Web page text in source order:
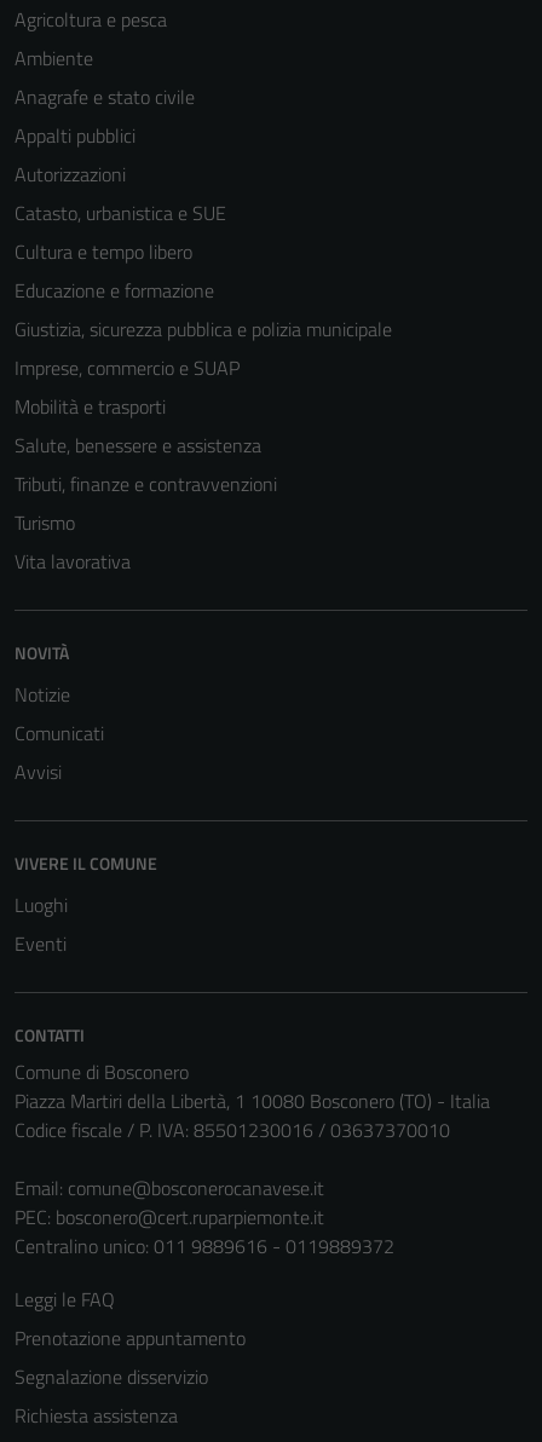
Agricoltura e pesca
Ambiente
Anagrafe e stato civile
Appalti pubblici
Autorizzazioni
Catasto, urbanistica e SUE
Cultura e tempo libero
Educazione e formazione
Giustizia, sicurezza pubblica e polizia municipale
Imprese, commercio e SUAP
Mobilità e trasporti
Salute, benessere e assistenza
Tributi, finanze e contravvenzioni
Turismo
Vita lavorativa
NOVITÀ
Notizie
Comunicati
Avvisi
VIVERE IL COMUNE
Luoghi
Eventi
CONTATTI
Comune di Bosconero
Piazza Martiri della Libertà, 1 10080 Bosconero (TO) - Italia
Codice fiscale / P. IVA: 85501230016 / 03637370010
Email: comune@bosconerocanavese.it
PEC: bosconero@cert.ruparpiemonte.it
Centralino unico: 011 9889616 - 0119889372
Leggi le FAQ
Prenotazione appuntamento
Segnalazione disservizio
Richiesta assistenza
Questi cookie
sono necessari
per il